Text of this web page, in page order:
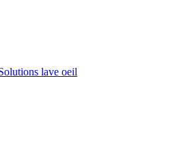
lave oeil